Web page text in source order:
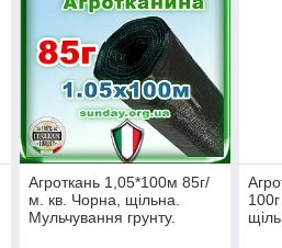
Агроткань 1,05*100м 85г/
м. кв. Чорна, щільна.
Мульчування грунту.